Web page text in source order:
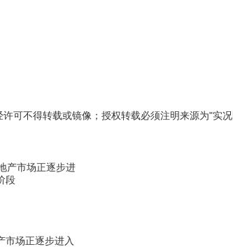
可不得转载或镜像；授权转载必须注明来源为"实
市场正逐步进入